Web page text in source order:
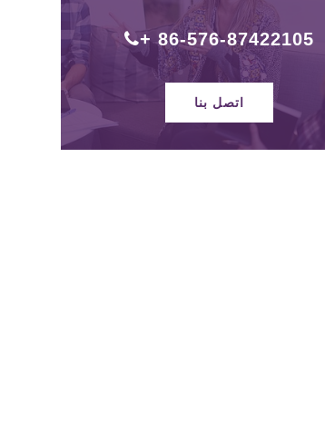
+ 86-576-87422105
اتصل بنا